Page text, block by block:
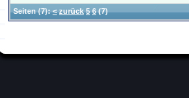
Seiten(7):< zurück 5 6 (7)